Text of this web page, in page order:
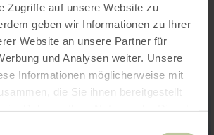
Zugriffe auf unsere Website zu
geben wir Informationen zu Ihrer
Website an unsere Partner für
und Analysen weiter. Unsere
Informationen möglicherweise mit
die Sie ihnen bereitgestellt